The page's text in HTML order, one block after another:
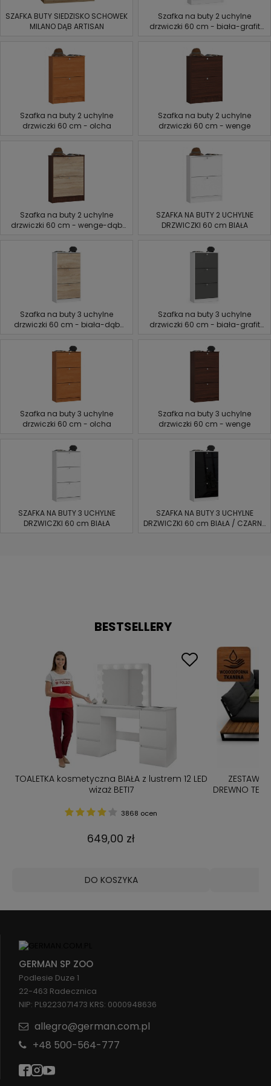
SZAFKA BUTY SIEDZISKO SCHOWEK
MILANO DĄB ARTISAN
Szafka na buty 2 uchylne
drzwiczki 60 cm - biała-grafit
Szafka na buty 2 uchylne
drzwiczki 60 cm - olcha
Szafka na buty 2 uchylne
drzwiczki 60 cm - wenge
Szafka na buty 2 uchylne
drzwiczki 60 cm - wenge-dąb
SZAFKA NA BUTY 2 UCHYLNE
DRZWICZKI 60 cm BIAŁA
Szafka na buty 3 uchylne
drzwiczki 60 cm - biała-dąb
Szafka na buty 3 uchylne
drzwiczki 60 cm - biała-grafit
Szafka na buty 3 uchylne
drzwiczki 60 cm - olcha
Szafka na buty 3 uchylne
drzwiczki 60 cm - wenge
SZAFKA NA BUTY 3 UCHYLNE
DRZWICZKI 60 cm BIAŁA
SZAFKA NA BUTY 3 UCHYLNE
DRZWICZKI 60 cm BIAŁA / CZARNY
BESTSELLERY
TOALETKA kosmetyczna BIAŁA z lustrem 12 LED
wizaż BETI7
3868 ocen
649,00 zł
DO KOSZYKA
ZESTAW
DREWNO
GERMAN SP ZOO
Podlesie Duze 1
22-463 Radecznica
NIP: PL9223071473 KRS: 0000948636
allegro@german.com.pl
+48 500-564-777